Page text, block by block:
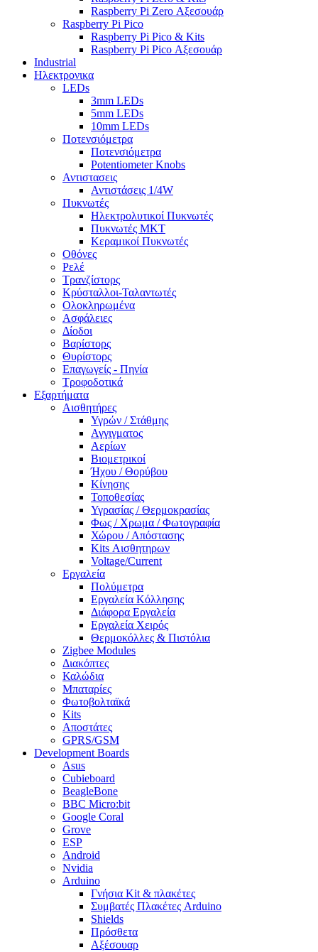
Raspberry Pi Zero Αξεσουάρ
Raspberry Pi Pico
Raspberry Pi Pico & Kits
Raspberry Pi Pico Αξεσουάρ
Industrial
Ηλεκτρονικα
LEDs
3mm LEDs
5mm LEDs
10mm LEDs
Ποτενσιόμετρα
Ποτενσιόμετρα
Potentiometer Knobs
Αντιστασεις
Αντιστάσεις 1/4W
Πυκνωτές
Ηλεκτρολυτικοί Πυκνωτές
Πυκνωτές MKT
Κεραμικοί Πυκνωτές
Οθόνες
Ρελέ
Τρανζίστορς
Κρύσταλλοι-Ταλαντωτές
Ολοκληρωμένα
Ασφάλειες
Δίοδοι
Βαρίστορς
Θυρίστορς
Επαγωγείς - Πηνία
Τροφοδοτικά
Εξαρτήματα
Αισθητήρες
Υγρών / Στάθμης
Αγγιγματος
Αερίων
Βιομετρικοί
Ήχου / Θορύβου
Κίνησης
Τοποθεσίας
Υγρασίας / Θερμοκρασίας
Φως / Χρωμα / Φωτογραφία
Χώρου / Απόστασης
Kits Αισθητηρων
Voltage/Current
Εργαλεία
Πολύμετρα
Εργαλεία Κόλλησης
Διάφορα Εργαλεία
Εργαλεία Χειρός
Θερμοκόλλες & Πιστόλια
Zigbee Modules
Διακόπτες
Καλώδια
Μπαταρίες
Φωτοβολταϊκά
Kits
Αποστάτες
GPRS/GSM
Development Boards
Asus
Cubieboard
BeagleBone
BBC Micro:bit
Google Coral
Grove
ESP
Android
Nvidia
Arduino
Γνήσια Kit & πλακέτες
Συμβατές Πλακέτες Arduino
Shields
Πρόσθετα
Αξέσουαρ